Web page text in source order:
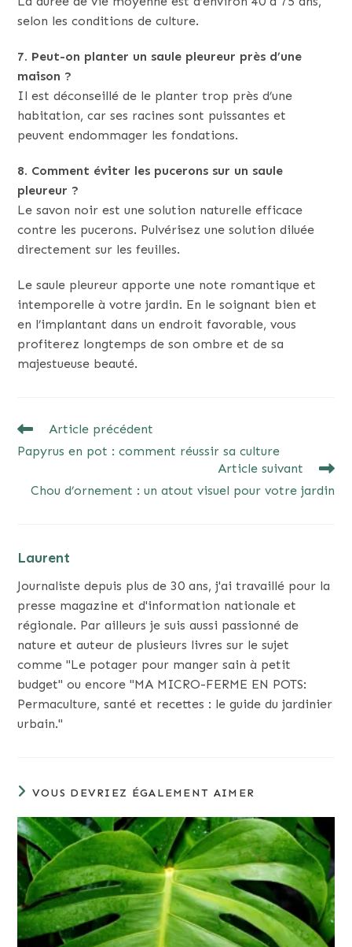
selon les conditions de culture.
7. Peut-on planter un saule pleureur près d’une
maison ?
Il est déconseillé de le planter trop près d’une
habitation, car ses racines sont puissantes et
peuvent endommager les fondations.
8. Comment éviter les pucerons sur un saule
pleureur ?
Le savon noir est une solution naturelle efficace
contre les pucerons. Pulvérisez une solution diluée
directement sur les feuilles.
Le saule pleureur apporte une note romantique et
intemporelle à votre jardin. En le soignant bien et
en l’implantant dans un endroit favorable, vous
profiterez longtemps de son ombre et de sa
majestueuse beauté.
READ
ARTICLES
Article précédent
Papyrus en pot : comment réussir sa culture
Article suivant
Chou d’ornement : un atout visuel pour votre jardin
Laurent
Journaliste depuis plus de 30 ans, j'ai travaillé pour la
presse magazine et d'information nationale et
régionale. Par ailleurs je suis aussi passionné de
nature et auteur de plusieurs livres sur le sujet
comme "Le potager pour manger sain à petit
budget" ou encore "MA MICRO-FERME EN POTS:
Permaculture, santé et recettes : le guide du jardinier
urbain."
VOUS DEVRIEZ ÉGALEMENT AIMER